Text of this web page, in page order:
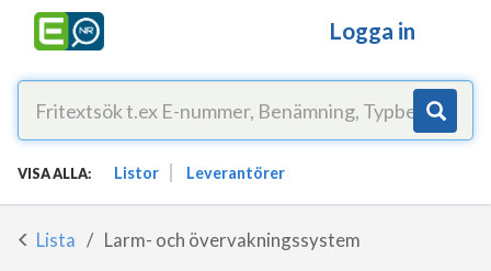
Logga in
VISA ALLA: Listor Leverantörer
Lista Larm- och övervakningssystem